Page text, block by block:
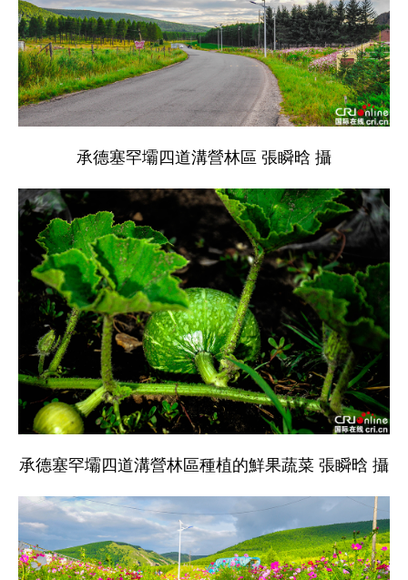
承德塞罕壩四道溝營林區 張瞬晗 攝
承德塞罕壩四道溝營林區種植的鮮果蔬菜 張瞬晗 攝